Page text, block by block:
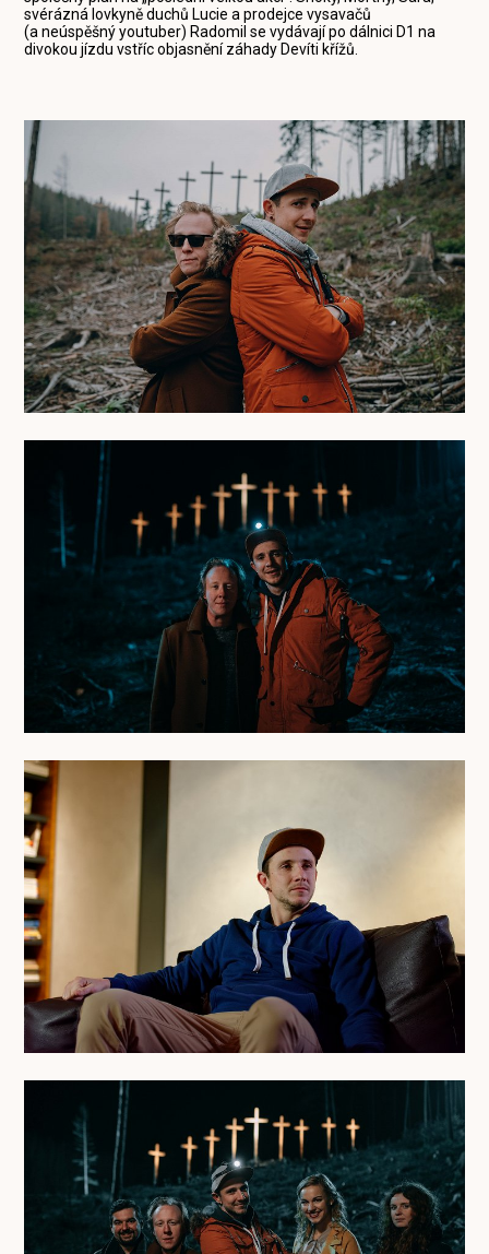
svérázná lovkyně duchů Lucie a prodejce vysavačů
(a neúspěšný youtuber) Radomil se vydávají po dálnici D1 na
divokou jízdu vstříc objasnění záhady Devíti křížů.